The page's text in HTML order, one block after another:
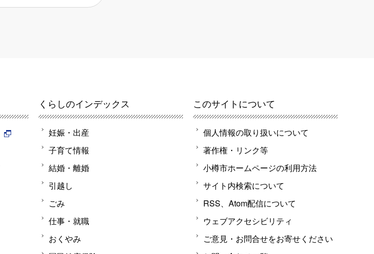
くらしのインデックス
妊娠・出産
子育て情報
結婚・離婚
引越し
ごみ
仕事・就職
おくやみ
このサイトについて
個人情報の取り扱いについて
著作権・リンク等
小樽市ホームページの利用方法
サイト内検索について
RSS、Atom配信について
ウェブアクセシビリティ
ご意見・お問合せをお寄せください